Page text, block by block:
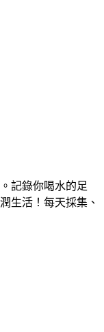
記錄你喝水的足
生活！每天採集、